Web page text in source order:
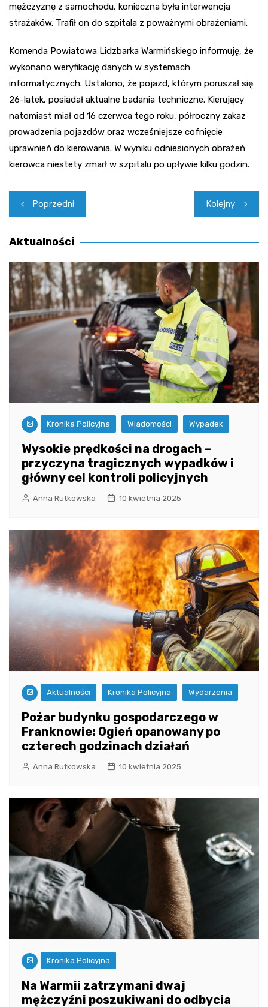
mężczyznę z samochodu, konieczna była interwencja
strażaków. Trafił on do szpitala z poważnymi obrażeniami.
Komenda Powiatowa Lidzbarka Warmińskiego informuję, że
wykonano weryfikację danych w systemach
informatycznych. Ustalono, że pojazd, którym poruszał się
26-latek, posiadał aktualne badania techniczne. Kierujący
natomiast miał od 16 czerwca tego roku, półroczny zakaz
prowadzenia pojazdów oraz wcześniejsze cofnięcie
uprawnień do kierowania. W wyniku odniesionych obrażeń
kierowca niestety zmarł w szpitalu po upływie kilku godzin.
Nawigacja
wpisu
Poprzedni Kolejny
Aktualności
Kronika Policyjna Wiadomości Wypadek
Wysokie prędkości na drogach –
przyczyna tragicznych wypadków i
główny cel kontroli policyjnych
Anna Rutkowska 10 kwietnia 2025
Aktualności Kronika Policyjna Wydarzenia
Pożar budynku gospodarczego w
Franknowie: Ogień opanowany po
czterech godzinach działań
Anna Rutkowska 10 kwietnia 2025
Kronika Policyjna
Na Warmii zatrzymani dwaj
mężczyźni poszukiwani do odbycia